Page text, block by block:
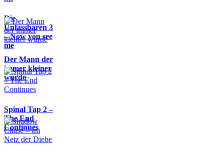
Die
Unfassbaren 3
– Now you see
me
Der Mann der
immer kleiner
wurde
Spinal Tap 2 –
The End
Continues